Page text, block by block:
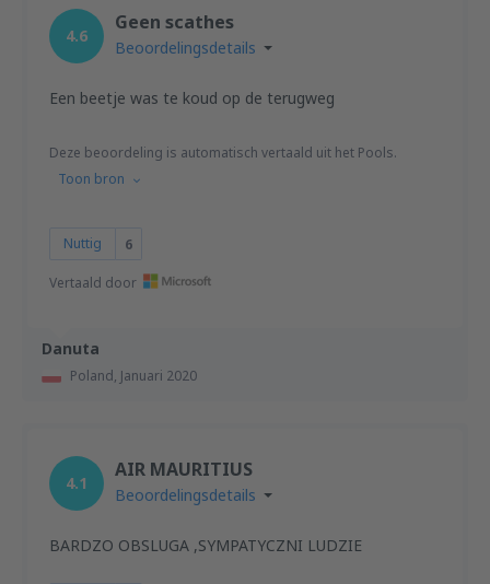
Danuta
Poland, Januari 2020
4.6
Geen scathes
Beoordelingsdetails
Een beetje was te koud op de terugweg
Deze beoordeling is automatisch vertaald uit het Pools.
Toon bron
Nuttig 6
Vertaald door
4.1
AIR MAURITIUS
Beoordelingsdetails
BARDZO OBSLUGA ,SYMPATYCZNI LUDZIE